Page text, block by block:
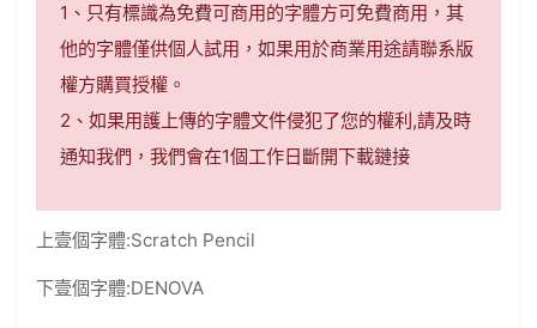
1、只有標識為免費可商用的字體方可免費商用，其
他的字體僅供個人試用，如果用於商業用途請聯系版
權方購買授權。
2、如果用護上傳的字體文件侵犯了您的權利,請及時
通知我們，我們會在1個工作日斷開下載鏈接
上壹個字體:Scratch Pencil
下壹個字體:DENOVA